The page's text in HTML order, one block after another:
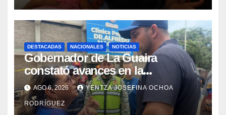
DESTACADAS NACIONALES NOTICIAS
Gobernador de La Guaira
constató avances en la
rehabilitación del Hospitalito de
Catia la Mar
AGO 6, 2026 YENTZA JOSEFINA OCHOA
RODRÍGUEZ